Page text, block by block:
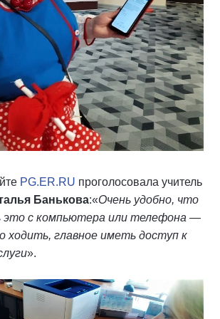
PG.ER.RU проголосовала учитель
Банькова:«Очень удобно, что
это с компьютера или телефона —
ходить, главное иметь доступ к
».